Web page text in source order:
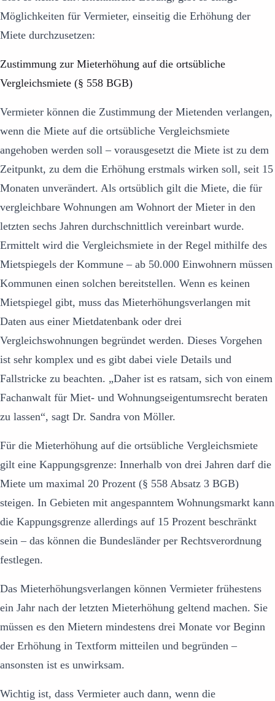
Möglichkeiten für Vermieter, einseitig die Erhöhung der
Miete durchzusetzen:
Zustimmung zur Mieterhöhung auf die ortsübliche
Vergleichsmiete (§ 558 BGB)
Vermieter können die Zustimmung der Mietenden verlangen,
wenn die Miete auf die ortsübliche Vergleichsmiete
angehoben werden soll – vorausgesetzt die Miete ist zu dem
Zeitpunkt, zu dem die Erhöhung erstmals wirken soll, seit 15
Monaten unverändert. Als ortsüblich gilt die Miete, die für
vergleichbare Wohnungen am Wohnort der Mieter in den
letzten sechs Jahren durchschnittlich vereinbart wurde.
Ermittelt wird die Vergleichsmiete in der Regel mithilfe des
Mietspiegels der Kommune – ab 50.000 Einwohnern müssen
Kommunen einen solchen bereitstellen. Wenn es keinen
Mietspiegel gibt, muss das Mieterhöhungsverlangen mit
Daten aus einer Mietdatenbank oder drei
Vergleichswohnungen begründet werden. Dieses Vorgehen
ist sehr komplex und es gibt dabei viele Details und
Fallstricke zu beachten. „Daher ist es ratsam, sich von einem
Fachanwalt für Miet- und Wohnungseigentumsrecht beraten
zu lassen“, sagt Dr. Sandra von Möller.
Für die Mieterhöhung auf die ortsübliche Vergleichsmiete
gilt eine Kappungsgrenze: Innerhalb von drei Jahren darf die
Miete um maximal 20 Prozent (§ 558 Absatz 3 BGB)
steigen. In Gebieten mit angespanntem Wohnungsmarkt kann
die Kappungsgrenze allerdings auf 15 Prozent beschränkt
sein – das können die Bundesländer per Rechtsverordnung
festlegen.
Das Mieterhöhungsverlangen können Vermieter frühestens
ein Jahr nach der letzten Mieterhöhung geltend machen. Sie
müssen es den Mietern mindestens drei Monate vor Beginn
der Erhöhung in Textform mitteilen und begründen –
ansonsten ist es unwirksam.
Wichtig ist, dass Vermieter auch dann, wenn die